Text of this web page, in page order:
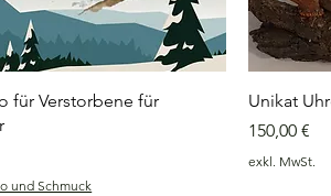
für Verstorbene für
und Schmuck
Unikat
Preis
150,00 €
exkl. MwSt.